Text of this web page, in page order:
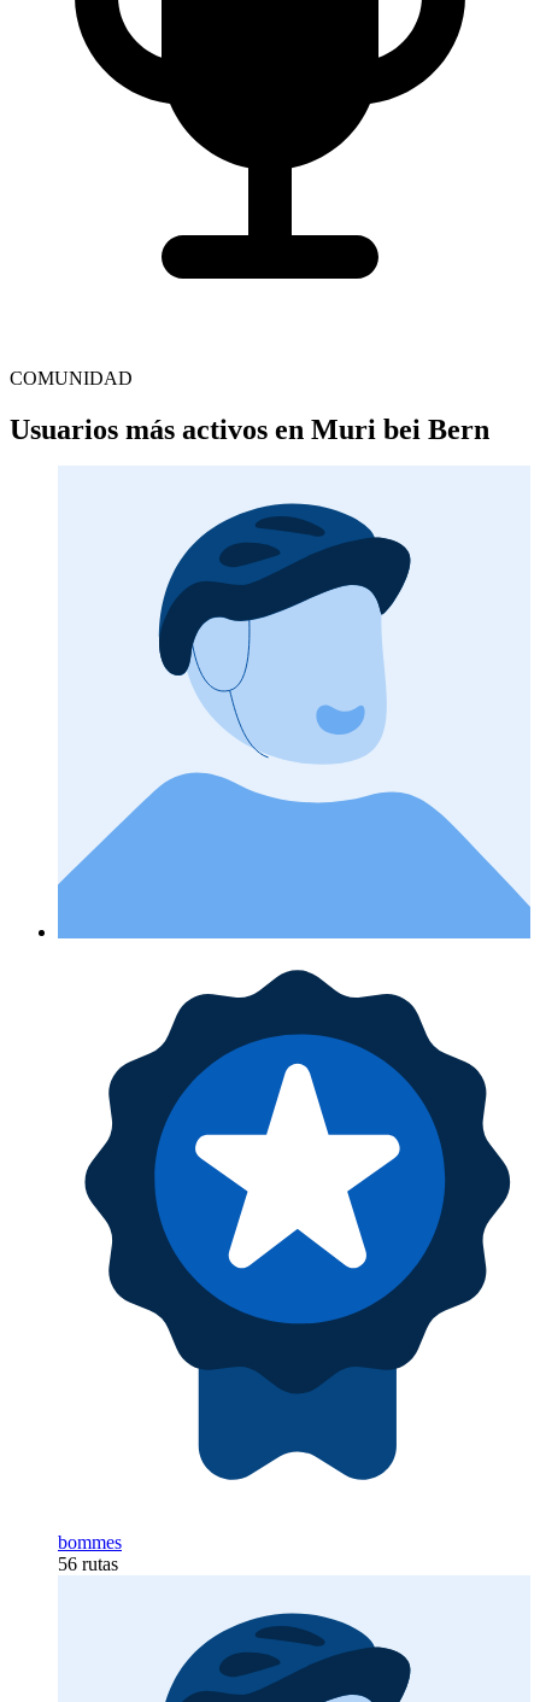
COMUNIDAD
Usuarios más activos en Muri bei Bern
bommes
56 rutas